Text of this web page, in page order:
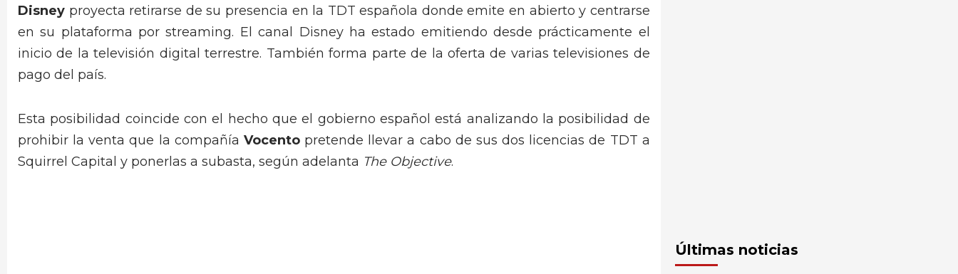
Disney proyecta retirarse de su presencia en la TDT española donde emite en abierto y centrarse
en su plataforma por streaming. El canal Disney ha estado emitiendo desde prácticamente el
inicio de la televisión digital terrestre. También forma parte de la oferta de varias televisiones de
pago del país.
Esta posibilidad coincide con el hecho que el gobierno español está analizando la posibilidad de
prohibir la venta que la compañía Vocento pretende llevar a cabo de sus dos licencias de TDT a
Squirrel Capital y ponerlas a subasta, según adelanta The Objective.
Últimas noticias